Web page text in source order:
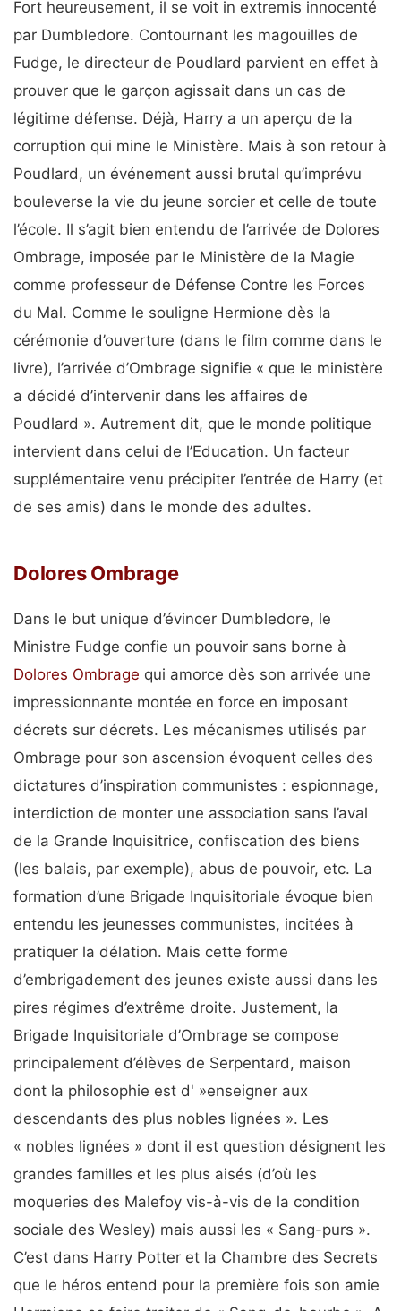
Fort heureusement, il se voit in extremis innocenté
par Dumbledore. Contournant les magouilles de
Fudge, le directeur de Poudlard parvient en effet à
prouver que le garçon agissait dans un cas de
légitime défense. Déjà, Harry a un aperçu de la
corruption qui mine le Ministère. Mais à son retour à
Poudlard, un événement aussi brutal qu’imprévu
bouleverse la vie du jeune sorcier et celle de toute
l’école. Il s’agit bien entendu de l’arrivée de Dolores
Ombrage, imposée par le Ministère de la Magie
comme professeur de Défense Contre les Forces
du Mal. Comme le souligne Hermione dès la
cérémonie d’ouverture (dans le film comme dans le
livre), l’arrivée d’Ombrage signifie « que le ministère
a décidé d’intervenir dans les affaires de
Poudlard ». Autrement dit, que le monde politique
intervient dans celui de l’Education. Un facteur
supplémentaire venu précipiter l’entrée de Harry (et
de ses amis) dans le monde des adultes.
Dolores Ombrage
Dans le but unique d’évincer Dumbledore, le
Ministre Fudge confie un pouvoir sans borne à
Dolores Ombrage qui amorce dès son arrivée une
impressionnante montée en force en imposant
décrets sur décrets. Les mécanismes utilisés par
Ombrage pour son ascension évoquent celles des
dictatures d’inspiration communistes : espionnage,
interdiction de monter une association sans l’aval
de la Grande Inquisitrice, confiscation des biens
(les balais, par exemple), abus de pouvoir, etc. La
formation d’une Brigade Inquisitoriale évoque bien
entendu les jeunesses communistes, incitées à
pratiquer la délation. Mais cette forme
d’embrigadement des jeunes existe aussi dans les
pires régimes d’extrême droite. Justement, la
Brigade Inquisitoriale d’Ombrage se compose
principalement d’élèves de Serpentard, maison
dont la philosophie est d' »enseigner aux
descendants des plus nobles lignées ». Les
« nobles lignées » dont il est question désignent les
grandes familles et les plus aisés (d’où les
moqueries des Malefoy vis-à-vis de la condition
sociale des Wesley) mais aussi les « Sang-purs ».
C’est dans Harry Potter et la Chambre des Secrets
que le héros entend pour la première fois son amie